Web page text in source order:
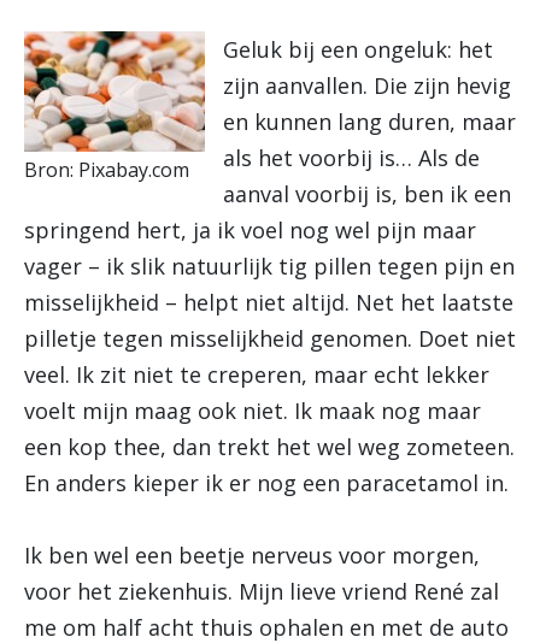
Bron: Pixabay.com
Geluk bij een ongeluk: het
zijn aanvallen. Die zijn hevig
en kunnen lang duren, maar
als het voorbij is… Als de
aanval voorbij is, ben ik een
springend hert, ja ik voel nog wel pijn maar
vager – ik slik natuurlijk tig pillen tegen pijn en
misselijkheid – helpt niet altijd. Net het laatste
pilletje tegen misselijkheid genomen. Doet niet
veel. Ik zit niet te creperen, maar echt lekker
voelt mijn maag ook niet. Ik maak nog maar
een kop thee, dan trekt het wel weg zometeen.
En anders kieper ik er nog een paracetamol in.
Ik ben wel een beetje nerveus voor morgen,
voor het ziekenhuis. Mijn lieve vriend René zal
me om half acht thuis ophalen en met de auto